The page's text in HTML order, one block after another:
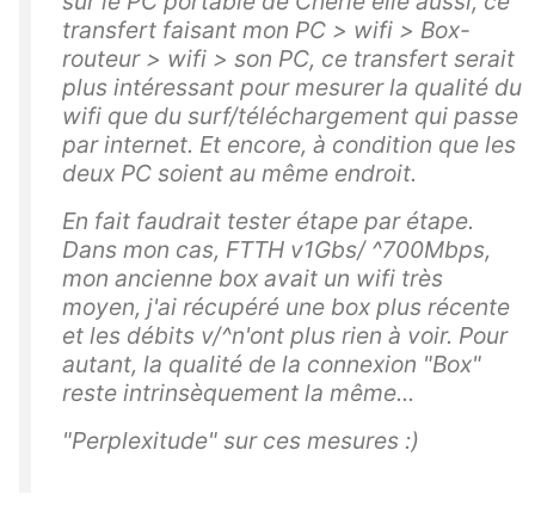
transfert faisant mon PC > wifi > Box-
routeur > wifi > son PC, ce transfert serait
plus intéressant pour mesurer la qualité du
wifi que du surf/téléchargement qui passe
par internet. Et encore, à condition que les
deux PC soient au même endroit.
En fait faudrait tester étape par étape.
Dans mon cas, FTTH v1Gbs/ ^700Mbps,
mon ancienne box avait un wifi très
moyen, j'ai récupéré une box plus récente
et les débits v/^n'ont plus rien à voir. Pour
autant, la qualité de la connexion "Box"
reste intrinsèquement la même...
"Perplexitude" sur ces mesures :)